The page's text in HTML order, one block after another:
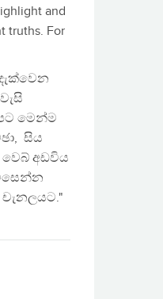
and
truths. For
මෙන්ම
සිය
අඩවිය